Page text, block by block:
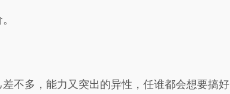
不多，能力又突出的异性，任谁都会想要搞好